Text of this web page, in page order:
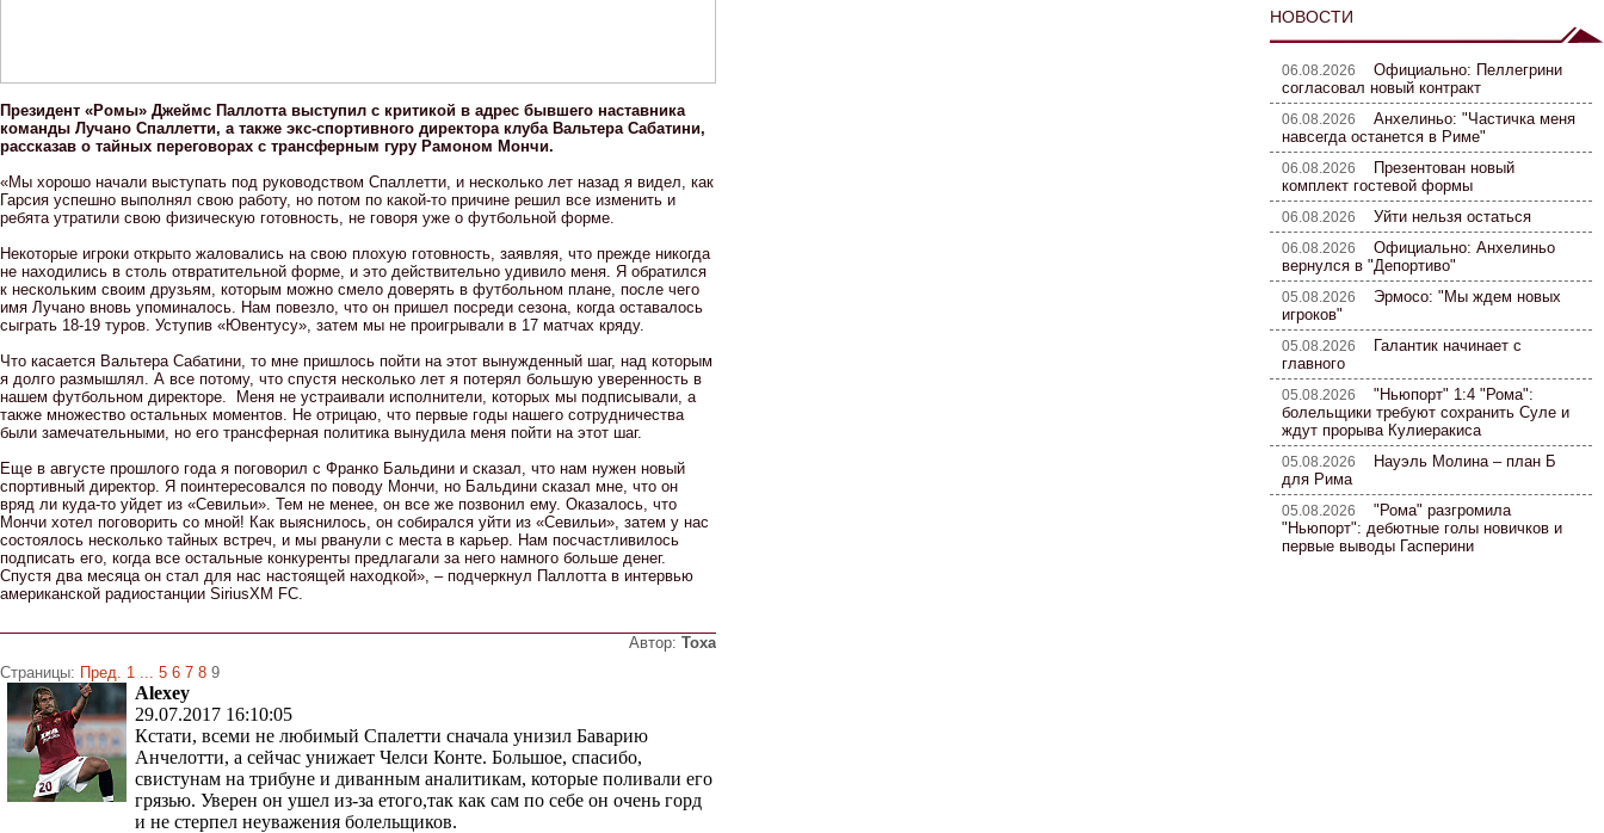
Президент «Ромы» Джеймс Паллотта выступил с критикой в адрес бывшего наставника
команды Лучано Спаллетти, а также экс-спортивного директора клуба Вальтера Сабатини,
рассказав о тайных переговорах с трансферным гуру Рамоном Мончи.
«Мы хорошо начали выступать под руководством Спаллетти, и несколько лет назад я видел, как
Гарсия успешно выполнял свою работу, но потом по какой-то причине решил все изменить и
ребята утратили свою физическую готовность, не говоря уже о футбольной форме.
Некоторые игроки открыто жаловались на свою плохую готовность, заявляя, что прежде никогда
не находились в столь отвратительной форме, и это действительно удивило меня. Я обратился
к нескольким своим друзьям, которым можно смело доверять в футбольном плане, после чего
имя Лучано вновь упоминалось. Нам повезло, что он пришел посреди сезона, когда оставалось
сыграть 18-19 туров. Уступив «Ювентусу», затем мы не проигрывали в 17 матчах кряду.
Что касается Вальтера Сабатини, то мне пришлось пойти на этот вынужденный шаг, над которым
я долго размышлял. А все потому, что спустя несколько лет я потерял большую уверенность в
нашем футбольном директоре. Меня не устраивали исполнители, которых мы подписывали, а
также множество остальных моментов. Не отрицаю, что первые годы нашего сотрудничества
были замечательными, но его трансферная политика вынудила меня пойти на этот шаг.
Еще в августе прошлого года я поговорил с Франко Бальдини и сказал, что нам нужен новый
спортивный директор. Я поинтересовался по поводу Мончи, но Бальдини сказал мне, что он
вряд ли куда-то уйдет из «Севильи». Тем не менее, он все же позвонил ему. Оказалось, что
Мончи хотел поговорить со мной! Как выяснилось, он собирался уйти из «Севильи», затем у нас
состоялось несколько тайных встреч, и мы рванули с места в карьер. Нам посчастливилось
подписать его, когда все остальные конкуренты предлагали за него намного больше денег.
Спустя два месяца он стал для нас настоящей находкой», – подчеркнул Паллотта в интервью
американской радиостанции SiriusXM FC.
Автор: Тоха
Страницы: Пред. 1 ... 5 6 7 8 9
Alexey
29.07.2017 16:10:05
Кстати, всеми не любимый Спалетти сначала унизил Баварию
Анчелотти, а сейчас унижает Челси Конте. Большое, спасибо,
свистунам на трибуне и диванным аналитикам, которые поливали его
грязью. Уверен он ушел из-за етого,так как сам по себе он очень горд
и не стерпел неуважения болельщиков.
НОВОСТИ
06.08.2026 Официально: Пеллегрини
согласовал новый контракт
06.08.2026 Анхелиньо: "Частичка меня
навсегда останется в Риме"
06.08.2026
Презентован новый
комплект гостевой формы
06.08.2026 Уйти нельзя остаться
06.08.2026 Официально: Анхелиньо
вернулся в "Депортиво"
05.08.2026 Эрмосо: "Мы ждем новых
игроков"
05.08.2026
Галантик начинает с
главного
05.08.2026 "Ньюпорт" 1:4 "Рома":
болельщики требуют сохранить Суле и
ждут прорыва Кулиеракиса
05.08.2026
Науэль Молина – план Б
для Рима
05.08.2026 "Рома" разгромила
"Ньюпорт": дебютные голы новичков и
первые выводы Гасперини